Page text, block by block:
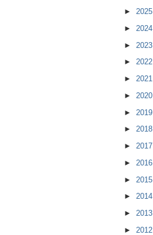
► 2025
► 2024
► 2023
► 2022
► 2021
► 2020
► 2019
► 2018
► 2017
► 2016
► 2015
► 2014
► 2013
► 2012